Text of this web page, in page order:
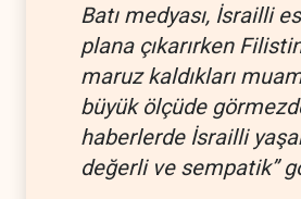
Batı medyası, İsrailli
plana çıkarırken
maruz kaldıkları
büyük ölçüde
haberlerde İsrailli
değerli ve sempatik”